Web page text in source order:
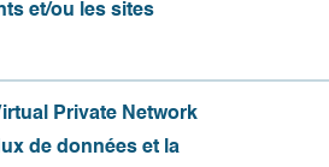
et/ou les sites
Private Network
de données et la